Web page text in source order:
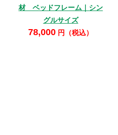
材 ベッドフレーム｜シン
グルサイズ
78,000 円（税込）